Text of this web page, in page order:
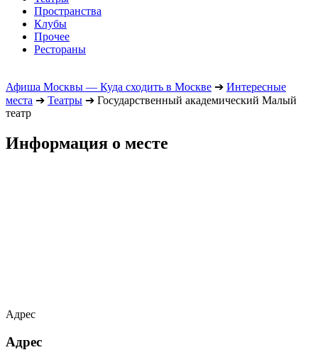
Пространства
Клубы
Прочее
Рестораны
Афиша Москвы — Куда сходить в Москве ➔ Интересные
места ➔ Театры ➔ Государственный академический Малый
театр
Информация о месте
Адрес
Адрес